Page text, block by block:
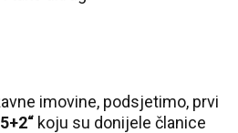
imovine, podsjetimo, prvi
koju su donijele članice